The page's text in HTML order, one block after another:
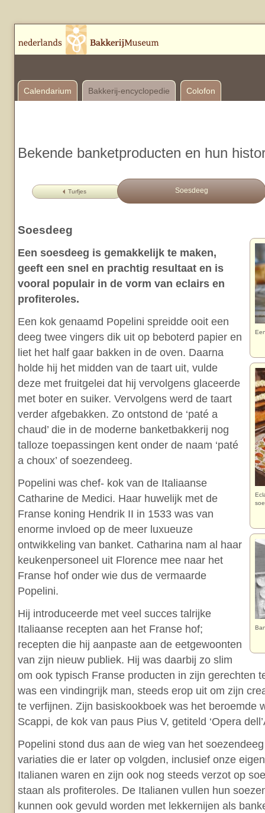
Calendarium Bakkerij-encyclopedie Colofon
Bekende banketproducten en hun
Turfjes Soesdeeg
Soesdeeg
Een soesdeeg is gemakkelijk te maken,
geeft een snel en prachtig resultaat en is
vooral populair in de vorm van eclairs en
profiteroles.
Een kok genaamd Popelini spreidde ooit een
deeg twee vingers dik uit op beboterd papier en
liet het half gaar bakken in de oven. Daarna
holde hij het midden van de taart uit, vulde
deze met fruitgelei dat hij vervolgens glaceerde
met boter en suiker. Vervolgens werd de taart
verder afgebakken. Zo ontstond de ‘paté a
chaud’ die in de moderne banketbakkerij nog
talloze toepassingen kent onder de naam ‘paté
a choux’ of soezendeeg.
Popelini was chef- kok van de Italiaanse
Catharine de Medici. Haar huwelijk met de
Franse koning Hendrik II in 1533 was van
enorme invloed op de meer luxueuze
ontwikkeling van banket. Catharina nam al haar
keukenpersoneel uit Florence mee naar het
Franse hof onder wie dus de vermaarde
Popelini.
Hij introduceerde met veel succes talrijke
Italiaanse recepten aan het Franse hof;
recepten die hij aanpaste aan de eetgewoonten
van zijn nieuw publiek. Hij was daarbij zo slim
om ook typisch Franse producten in zijn gerechten
was een vindingrijk man, steeds erop uit om zijn
te verfijnen. Zijn basiskookboek was het beroemde
Scappi, de kok van paus Pius V, getiteld ‘Opera
Popelini stond dus aan de wieg van het
variaties die er later op volgden, inclusief onze
Italianen waren en zijn ook nog steeds verzot op
staan als profiteroles. De Italianen vullen hun
kunnen ook gevuld worden met lekkernijen als